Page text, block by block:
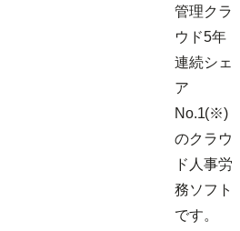
管理クラ
ウド5年
連続シェ
ア
No.1(※)
のクラウ
ド人事労
務ソフト
です。